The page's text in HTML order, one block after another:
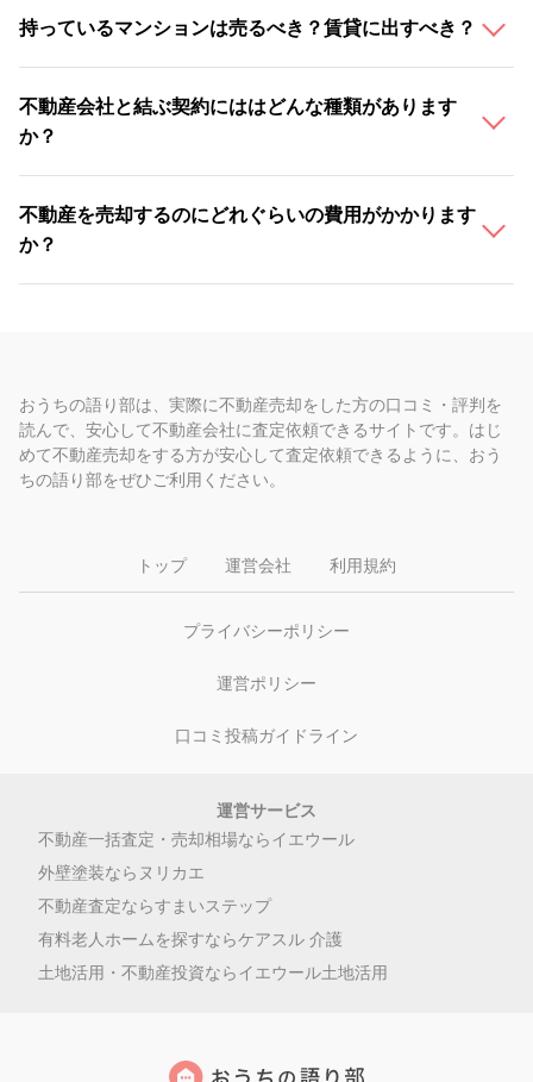
持っているマンションは売るべき？賃貸に出すべき？
不動産会社と結ぶ契約にははどんな種類があります
か？
不動産を売却するのにどれぐらいの費用がかかります
か？
おうちの語り部は、実際に不動産売却をした方の口コミ・評判を
読んで、安心して不動産会社に査定依頼できるサイトです。はじ
めて不動産売却をする方が安心して査定依頼できるように、おう
ちの語り部をぜひご利用ください。
トップ 運営会社 利用規約
プライバシーポリシー
運営ポリシー
口コミ投稿ガイドライン
運営サービス
不動産一括査定・売却相場ならイエウール
外壁塗装ならヌリカエ
不動産査定ならすまいステップ
有料老人ホームを探すならケアスル 介護
土地活用・不動産投資ならイエウール土地活用